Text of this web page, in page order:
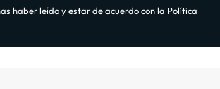
haber leído y estar de acuerdo con la Política